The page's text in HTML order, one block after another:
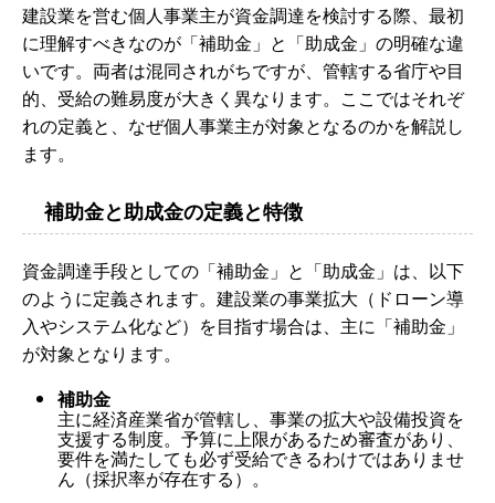
建設業を営む個人事業主が資金調達を検討する際、最初
に理解すべきなのが「補助金」と「助成金」の明確な違
いです。両者は混同されがちですが、管轄する省庁や目
的、受給の難易度が大きく異なります。ここではそれぞ
れの定義と、なぜ個人事業主が対象となるのかを解説し
ます。
補助金と助成金の定義と特徴
資金調達手段としての「補助金」と「助成金」は、以下
のように定義されます。建設業の事業拡大（ドローン導
入やシステム化など）を目指す場合は、主に「補助金」
が対象となります。
補助金
主に経済産業省が管轄し、事業の拡大や設備投資を
支援する制度。予算に上限があるため審査があり、
要件を満たしても必ず受給できるわけではありませ
ん（採択率が存在する）。